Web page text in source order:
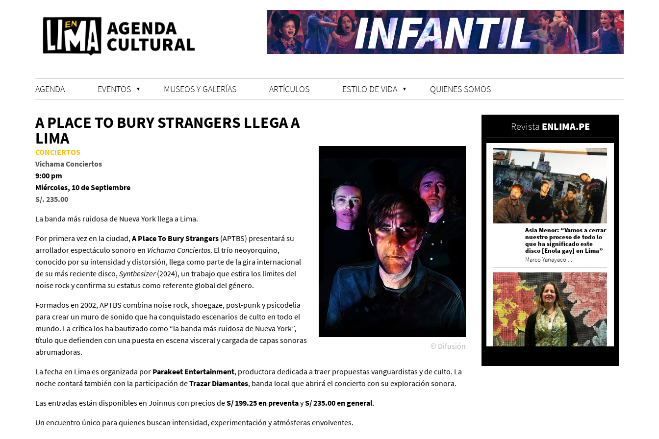
AGENDA EVENTOS MUSEOS Y GALERÍAS ARTÍCULOS ESTILO DE VIDA QUIENES SOMOS
A PLACE TO BURY STRANGERS LLEGA A
LIMA
© Difusión
CONCIERTOS
Vichama Conciertos
9:00 pm
Miércoles, 10 de Septiembre
S/. 235.00
La banda más ruidosa de Nueva York llega a Lima.
Por primera vez en la ciudad,A Place To Bury Strangers (APTBS) presentará su
arrollador espectáculo sonoro en Vichama Conciertos. El trío neoyorquino,
conocido por su intensidad y distorsión, llega como parte de la gira internacional
de su más reciente disco,Synthesizer(2024), un trabajo que estira los límites del
noise rock y confirma su estatus como referente global del género.
Formados en 2002, APTBS combina noise rock, shoegaze, post-punk y psicodelia
para crear un muro de sonido que ha conquistado escenarios de culto en todo el
mundo. La crítica los ha bautizado como “la banda más ruidosa de Nueva York”,
título que defienden con una puesta en escena visceral y cargada de capas sonoras
abrumadoras.
La fecha en Lima es organizada por Parakeet Entertainment, productora dedicada a traer propuestas vanguardistas y de culto. La
noche contará también con la participación deTrazar Diamantes, banda local que abrirá el concierto con su exploración sonora.
Las entradas están disponibles en Joinnus con precios deS/ 199.25 en preventayS/ 235.00 en general.
Un encuentro único para quienes buscan intensidad, experimentación y atmósferas envolventes.
Revista ENLIMA.PE
Asia Menor: “Vamos a cerrar
nuestro proceso de todo lo
que ha significado este
disco [Enola gay] en Lima”
Marco Yanayaco ...
país es Milei”